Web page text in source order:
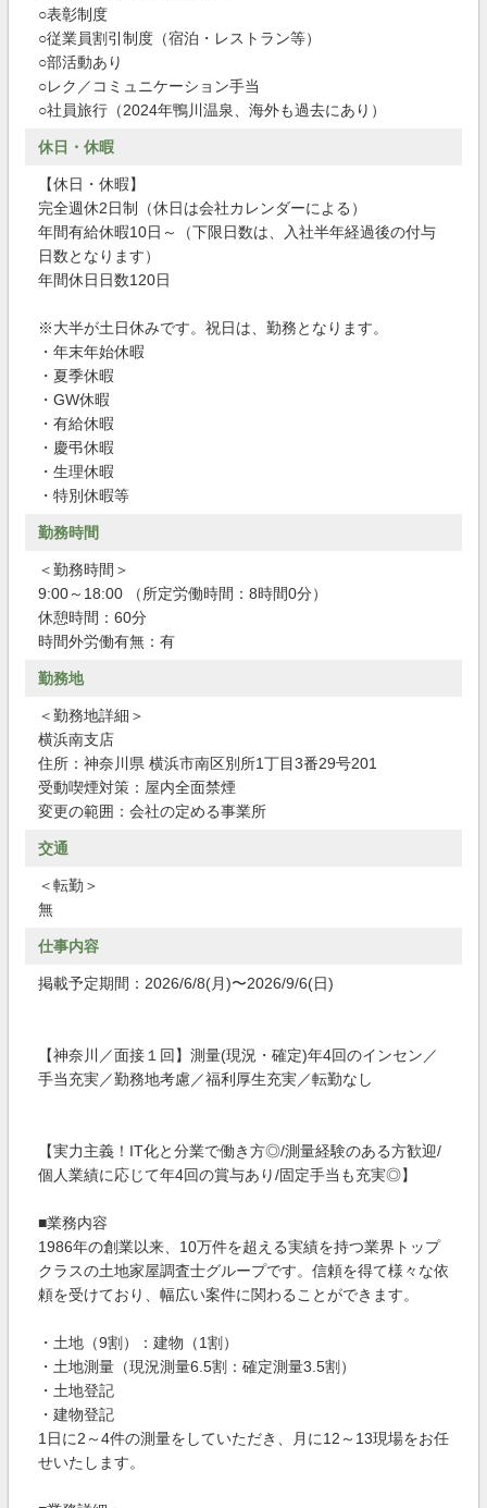
○表彰制度
○従業員割引制度（宿泊・レストラン等）
○部活動あり
○レク／コミュニケーション手当
○社員旅行（2024年鴨川温泉、海外も過去にあり）
休日・休暇
【休日・休暇】
完全週休2日制（休日は会社カレンダーによる）
年間有給休暇10日～（下限日数は、入社半年経過後の付与
日数となります）
年間休日日数120日
※大半が土日休みです。祝日は、勤務となります。
・年末年始休暇
・夏季休暇
・GW休暇
・有給休暇
・慶弔休暇
・生理休暇
・特別休暇等
勤務時間
＜勤務時間＞
9:00～18:00 （所定労働時間：8時間0分）
休憩時間：60分
時間外労働有無：有
勤務地
＜勤務地詳細＞
横浜南支店
住所：神奈川県 横浜市南区別所1丁目3番29号201
受動喫煙対策：屋内全面禁煙
変更の範囲：会社の定める事業所
交通
＜転勤＞
無
仕事内容
掲載予定期間：2026/6/8(月)〜2026/9/6(日)
【神奈川／面接１回】測量(現況・確定)年4回のインセン／
手当充実／勤務地考慮／福利厚生充実／転勤なし
【実力主義！IT化と分業で働き方◎/測量経験のある方歓迎/
個人業績に応じて年4回の賞与あり/固定手当も充実◎】
■業務内容
1986年の創業以来、10万件を超える実績を持つ業界トップ
クラスの土地家屋調査士グループです。信頼を得て様々な依
頼を受けており、幅広い案件に関わることができます。
・土地（9割）：建物（1割）
・土地測量（現況測量6.5割：確定測量3.5割）
・土地登記
・建物登記
1日に2～4件の測量をしていただき、月に12～13現場をお任
せいたします。